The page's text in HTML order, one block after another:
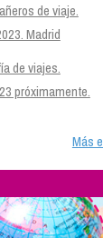
de viaje.
Madrid
de viajes.
próximamente.
Más